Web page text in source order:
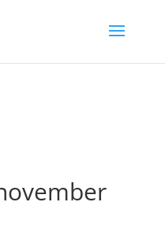
ADD UNIQUE KEY